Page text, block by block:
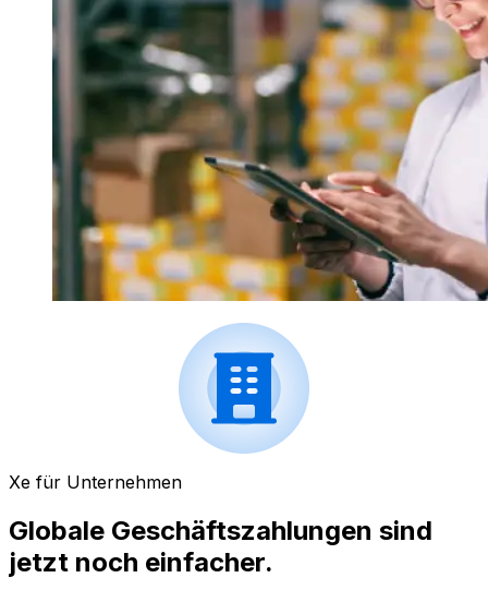
Xe für Unternehmen
Globale Geschäftszahlungen sind
jetzt noch einfacher.